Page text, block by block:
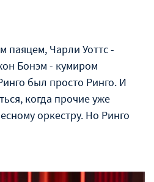
паяцем, Чарли Уоттс -
Бонэм - кумиром
был просто Ринго. И
когда прочие уже
оркестру. Но Ринго